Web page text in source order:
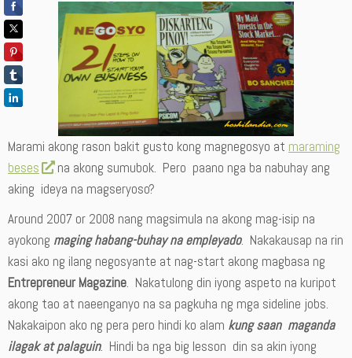
Marami akong rason bakit gusto kong magnegosyo at maraming
beses
na akong sumubok. Pero paano nga ba nabuhay ang
aking ideya na magseryoso?
Around 2007 or 2008 nang magsimula na akong mag-isip na
ayokong maging habang-buhay na empleyado. Nakakausap na rin
kasi ako ng ilang negosyante at nag-start akong magbasa ng
Entrepreneur Magazine. Nakatulong din iyong aspeto na kuripot
akong tao at naeenganyo na sa pagkuha ng mga sideline jobs.
Nakakaipon ako ng pera pero hindi ko alam kung saan maganda
ilagak at palaguin. Hindi ba nga big lesson din sa akin iyong